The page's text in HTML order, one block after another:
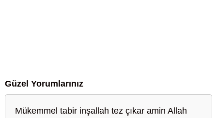
Güzel Yorumlarınız
Mükemmel tabir inşallah tez çıkar amin Allah